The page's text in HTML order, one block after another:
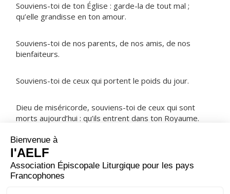
Souviens-toi de ton Église : garde-la de tout mal ;
qu’elle grandisse en ton amour.
Souviens-toi de nos parents, de nos amis, de nos
bienfaiteurs.
Souviens-toi de ceux qui portent le poids du jour.
Dieu de miséricorde, souviens-toi de ceux qui sont
morts aujourd’hui : qu’ils entrent dans ton Royaume.
NOTRE PÈRE
ORAISON